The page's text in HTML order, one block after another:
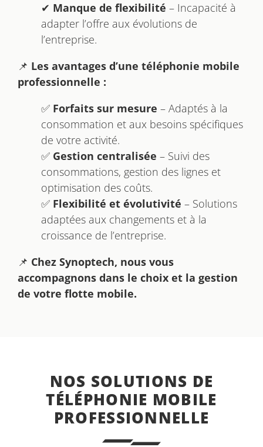
✔ Manque de flexibilité – Incapacité à
adapter l’offre aux évolutions de
l’entreprise.
📌 Les avantages d’une téléphonie mobile
professionnelle :
✅ Forfaits sur mesure – Adaptés à la
consommation et aux besoins spécifiques
de votre activité.
✅ Gestion centralisée – Suivi des
consommations, gestion des lignes et
optimisation des coûts.
✅ Flexibilité et évolutivité – Solutions
adaptées aux changements et à la
croissance de l’entreprise.
📌 Chez Synoptech, nous vous
accompagnons dans le choix et la gestion
de votre flotte mobile.
NOS SOLUTIONS DE
TÉLÉPHONIE MOBILE
PROFESSIONNELLE